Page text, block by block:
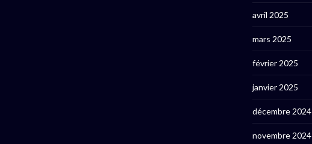
avril 2025
mars 2025
février 2025
janvier 2025
décembre 2024
novembre 2024